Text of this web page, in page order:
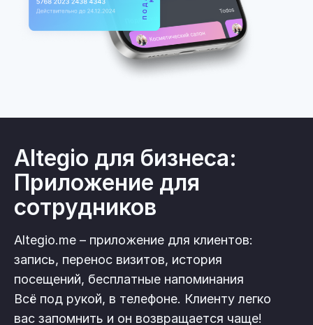
Altegio для бизнеса:
Приложение для
сотрудников
Altegio.me – приложение для клиентов:
запись, перенос визитов, история
посещений, бесплатные напоминания
Всё под рукой, в телефоне. Клиенту легко
вас запомнить и он возвращается чаще!